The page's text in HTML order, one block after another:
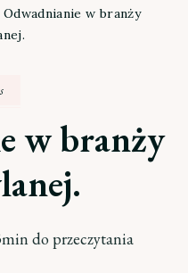
Odwadnianie w branży
w branży
do przeczytania